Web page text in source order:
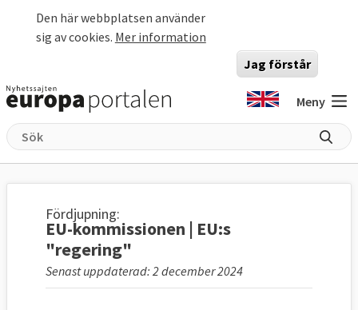
Den här webbplatsen använder
sig av cookies. Mer information
Jag förstår
Meny
Fördjupning:
EU-kommissionen | EU:s
"regering"
Senast uppdaterad: 2 december 2024